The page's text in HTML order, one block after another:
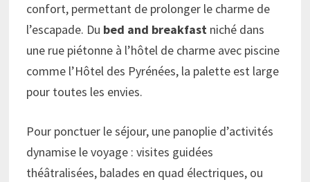
confort, permettant de prolonger le charme de
l’escapade. Du bed and breakfast niché dans
une rue piétonne à l’hôtel de charme avec piscine
comme l’Hôtel des Pyrénées, la palette est large
pour toutes les envies.
Pour ponctuer le séjour, une panoplie d’activités
dynamise le voyage : visites guidées
théâtralisées, balades en quad électriques, ou